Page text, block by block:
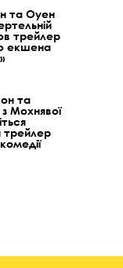
та Оуен
трейлер
екшена
та
Мохнявої
трейлер